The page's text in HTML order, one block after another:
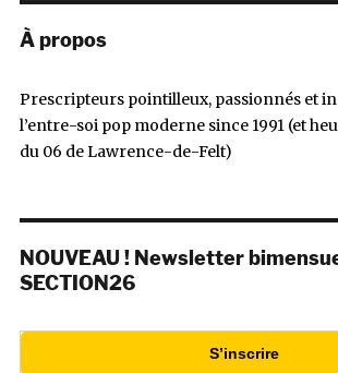
À propos
Prescripteurs pointilleux, passionnés et
l’entre-soi pop moderne since 1991 (et
du 06 de Lawrence-de-Felt)
NOUVEAU ! Newsletter
SECTION26
S’inscrire